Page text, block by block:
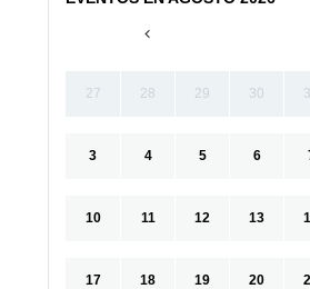
27 28 29 30
3 4 5 6
10 11 12 13
17 18 19 20